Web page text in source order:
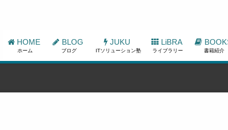
HOME
ホーム
BLOG
ブログ
JUKU
ITソリューション塾
LiBRA
ライブラリー 書籍紹介